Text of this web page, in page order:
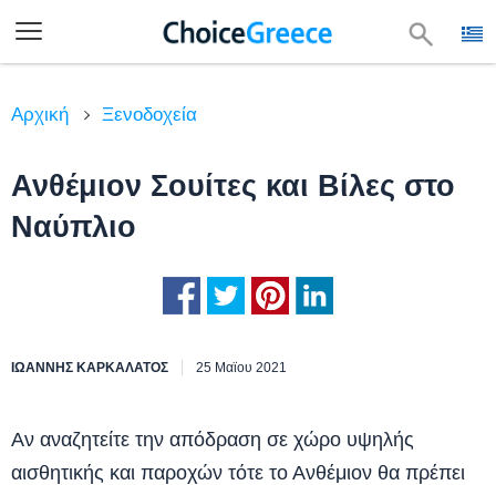
Αρχική Ξενοδοχεία
Ανθέμιον Σουίτες και Βίλες στο
Ναύπλιο
ΙΩΆΝΝΗΣ ΚΑΡΚΑΛΆΤΟΣ 25 Μαϊου 2021
Αν αναζητείτε την απόδραση σε χώρο υψηλής
αισθητικής και παροχών τότε το Ανθέμιον θα πρέπει